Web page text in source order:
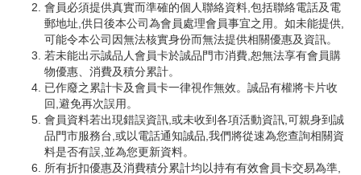
會員必須提供真實而準確的個人聯絡資料,包括聯絡電話及電
郵地址,供日後本公司為會員處理會員事宜之用。如未能提供,
可能令本公司因無法核實身份而無法提供相關優惠及資訊。
若未能出示誠品人會員卡於誠品門市消費,恕無法享有會員購
物優惠、消費及積分累計。
已作廢之累計卡及會員卡一律視作無效。誠品有權將卡片收
回,避免再次誤用。
會員資料若出現錯誤資訊,或未收到各項活動資訊,可親身到誠
品門市服務台,或以電話通知誠品,我們將從速為您查詢相關資
料是否有誤,並為您更新資料。
所有折扣優惠及消費積分累計均以持有有效會員卡交易為準,